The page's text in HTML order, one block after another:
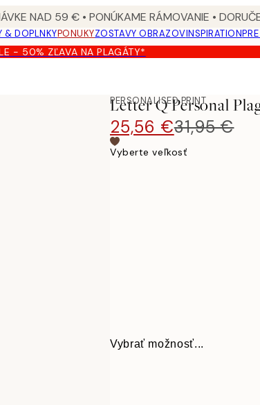
NAD 59 € • PONÚKAME RÁMOVANIE •
& DOPLNKYPONUKYZOSTAVY OBRAZOVINSPIRATION
- 50% ZĽAVA NA PLAGÁTY*
PERSONALISED PRINT
Letter Q Personal
25,56 €31,95 €
Vyberte veľkosť
Vybrať možnosť...